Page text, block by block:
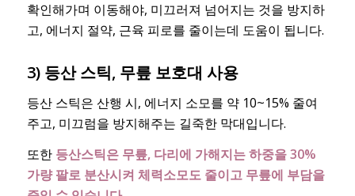
확인해가며 이동해야, 미끄러져 넘어지는 것을 방지하
고, 에너지 절약, 근육 피로를 줄이는데 도움이 됩니다.
3) 등산 스틱, 무릎 보호대 사용
등산 스틱은 산행 시, 에너지 소모를 약 10~15% 줄여
주고, 미끄럼을 방지해주는 길죽한 막대입니다.
또한 등산스틱은 무릎, 다리에 가해지는 하중을 30%
가량 팔로 분산시켜 체력소모도 줄이고 무릎에 부담을